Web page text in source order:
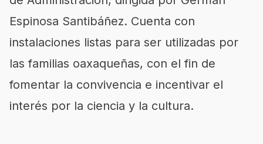
Espinosa Santibáñez. Cuenta con
instalaciones listas para ser utilizadas por
las familias oaxaqueñas, con el fin de
fomentar la convivencia e incentivar el
interés por la ciencia y la cultura.